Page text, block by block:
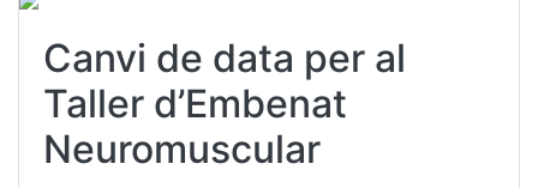
Canvi de data per al
Taller d’Embenat
Neuromuscular